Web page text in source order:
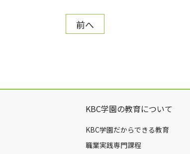
前へ
KBC学園の教育について
KBC学園だからできる教育
職業実践専門課程